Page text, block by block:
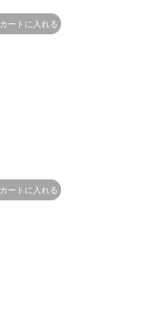
カートに入れる
カートに入れる